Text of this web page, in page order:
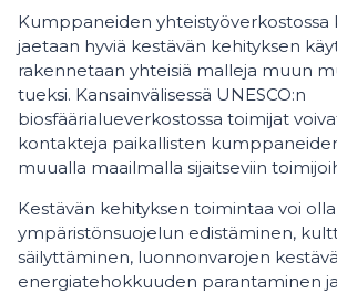
Kumppaneiden yhteistyöverkostossa
jaetaan hyviä kestävän kehityksen
rakennetaan yhteisiä malleja muun
tueksi. Kansainvälisessä UNESCO:n
biosfäärialueverkostossa toimijat
kontakteja paikallisten
muualla maailmalla sijaitseviin
Kestävän kehityksen toimintaa voi
ympäristönsuojelun edistäminen,
säilyttäminen, luonnonvarojen
energiatehokkuuden parantaminen ja